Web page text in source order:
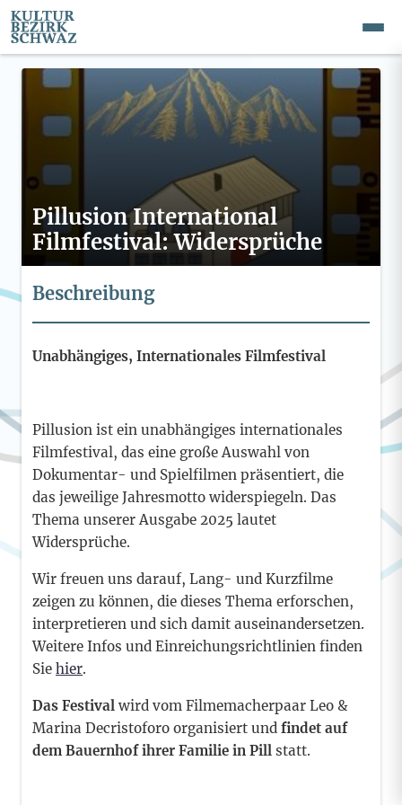
Pillusion International
Filmfestival: Widersprüche
Beschreibung
Unabhängiges, Internationales Filmfestival
Pillusion ist ein unabhängiges internationales
Filmfestival, das eine große Auswahl von
Dokumentar- und Spielfilmen präsentiert, die
das jeweilige Jahresmotto widerspiegeln. Das
Thema unserer Ausgabe 2025 lautet
Widersprüche.
Wir freuen uns darauf, Lang- und Kurzfilme
zeigen zu können, die dieses Thema erforschen,
interpretieren und sich damit auseinandersetzen.
Weitere Infos und Einreichungsrichtlinien finden
Sie hier.
Das Festival wird vom Filmemacherpaar Leo &
Marina Decristoforo organisiert und findet auf
dem Bauernhof ihrer Familie in Pill statt.